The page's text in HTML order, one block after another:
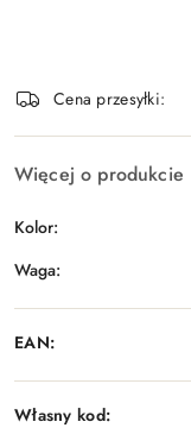
Cena przesyłki:
Więcej o produkcie
Kolor:
Waga:
EAN:
Własny kod: